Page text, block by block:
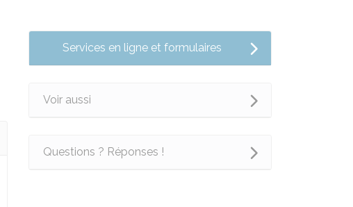
Services en ligne et formulaires
Voir aussi
Questions ? Réponses !